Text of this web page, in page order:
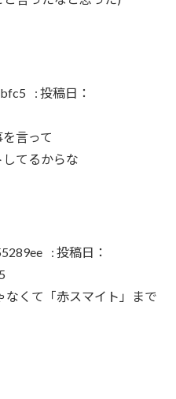
: 投稿日：
言って
てるからな
: 投稿日：
なくて「赤スマイト」まで